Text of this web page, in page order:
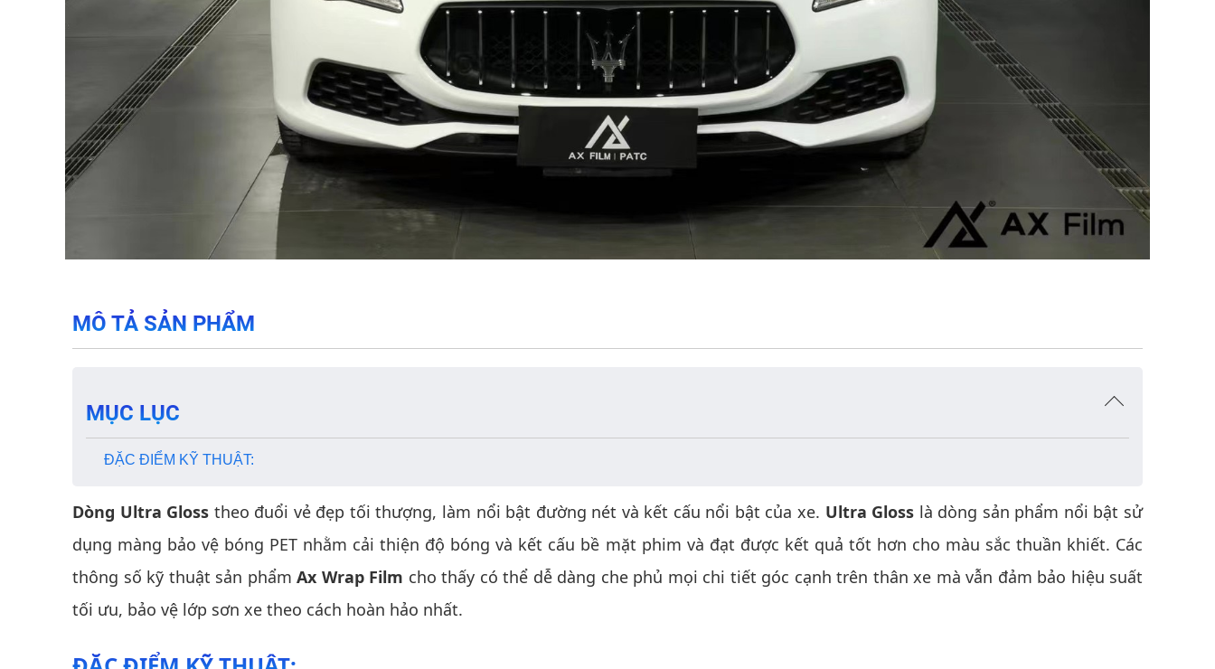
MÔ TẢ SẢN PHẨM
MỤC LỤC
ĐẶC ĐIỂM KỸ THUẬT:
Dòng Ultra Gloss theo đuổi vẻ đẹp tối thượng, làm nổi bật đường nét và kết cấu nổi bật của xe. Ultra Gloss là dòng sản phẩm nổi bật sử
dụng màng bảo vệ bóng PET nhằm cải thiện độ bóng và kết cấu bề mặt phim và đạt được kết quả tốt hơn cho màu sắc thuần khiết. Các
thông số kỹ thuật sản phẩm Ax Wrap Film cho thấy có thể dễ dàng che phủ mọi chi tiết góc cạnh trên thân xe mà vẫn đảm bảo hiệu suất
tối ưu, bảo vệ lớp sơn xe theo cách hoàn hảo nhất.